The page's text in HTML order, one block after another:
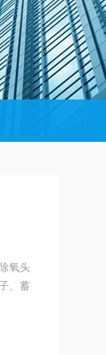
氧头
、蓄